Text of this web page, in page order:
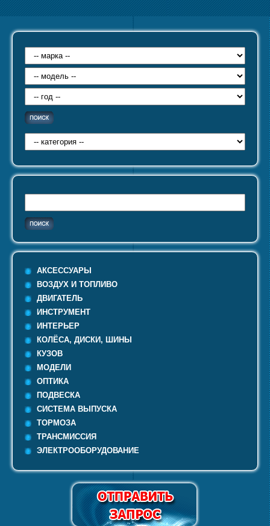
АКСЕССУАРЫ
ВОЗДУХ И ТОПЛИВО
ДВИГАТЕЛЬ
ИНСТРУМЕНТ
ИНТЕРЬЕР
КОЛЁСА, ДИСКИ, ШИНЫ
КУЗОВ
МОДЕЛИ
ОПТИКА
ПОДВЕСКА
СИСТЕМА ВЫПУСКА
ТОРМОЗА
ТРАНСМИССИЯ
ЭЛЕКТРООБОРУДОВАНИЕ